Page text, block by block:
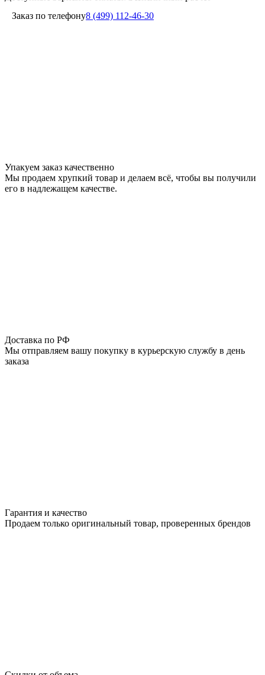
Заказ по телефону8 (499) 112-46-30
Упакуем заказ качественно
Мы продаем хрупкий товар и делаем всё, чтобы вы получили
его в надлежащем качестве.
Доставка по РФ
Мы отправляем вашу покупку в курьерскую службу в день
заказа
Гарантия и качество
Продаем только оригинальный товар, проверенных брендов